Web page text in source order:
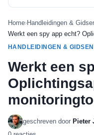
Home›Handleidingen &
Werkt een spy app echt?
HANDLEIDINGEN & GIDSEN
Werkt een
geschreven door Pieter